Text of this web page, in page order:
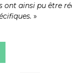
ont ainsi pu être
»